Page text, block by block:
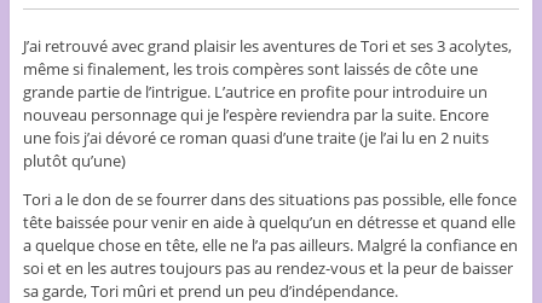
J’ai retrouvé avec grand plaisir les aventures de Tori et ses 3 acolytes,
même si finalement, les trois compères sont laissés de côte une
grande partie de l’intrigue. L’autrice en profite pour introduire un
nouveau personnage qui je l’espère reviendra par la suite. Encore
une fois j’ai dévoré ce roman quasi d’une traite (je l’ai lu en 2 nuits
plutôt qu’une)
Tori a le don de se fourrer dans des situations pas possible, elle fonce
tête baissée pour venir en aide à quelqu’un en détresse et quand elle
a quelque chose en tête, elle ne l’a pas ailleurs. Malgré la confiance en
soi et en les autres toujours pas au rendez-vous et la peur de baisser
sa garde, Tori mûri et prend un peu d’indépendance.